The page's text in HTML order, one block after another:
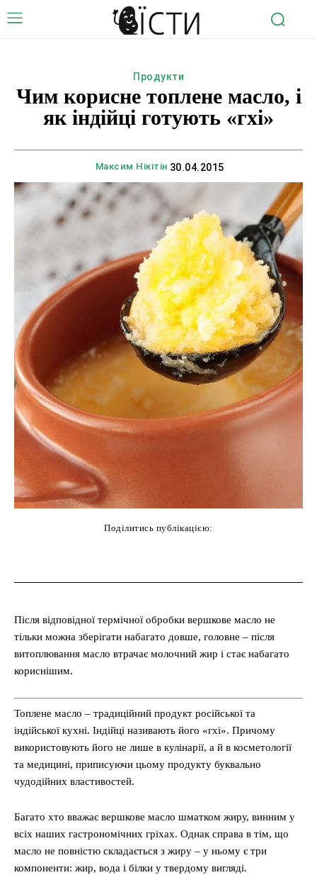
Продукти
Чим корисне топлене масло, і
як індійці готують «гхі»
Максим Нікітін 30.04.2015
Поділитись публікацією:
Після відповідної термічної обробки вершкове масло не
тільки можна зберігати набагато довше, головне – після
витоплювання масло втрачає молочний жир і стає набагато
кориснішим.
Топлене масло – традиційний продукт російської та
індійської кухні. Індійці називають його «гхі». Причому
використовують його не лише в кулінарії, а й в косметології
та медицині, приписуючи цьому продукту буквально
чудодійних властивостей.
Багато хто вважає вершкове масло шматком жиру, винним у
всіх наших гастрономічних гріхах. Однак справа в тім, що
масло не повністю складається з жиру – у ньому є три
компоненти: жир, вода і білки у твердому вигляді.